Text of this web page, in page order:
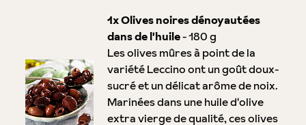
1x Olives noires dénoyautées
dans de l'huile- 180 g
Les olives mûres à point de la
variété Leccino ont un goût doux-
sucré et un délicat arôme de noix.
Marinées dans une huile d'olive
extra vierge de qualité, ces olives